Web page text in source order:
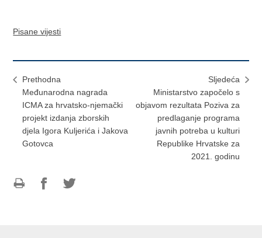
Pisane vijesti
Prethodna
Međunarodna nagrada
ICMA za hrvatsko-njemački
projekt izdanja zborskih
djela Igora Kuljerića i Jakova
Gotovca
Sljedeća
Ministarstvo započelo s
objavom rezultata Poziva za
predlaganje programa
javnih potreba u kulturi
Republike Hrvatske za
2021. godinu